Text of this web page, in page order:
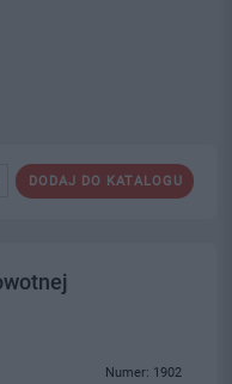
DODAJ DO KATALOGU
Numer: 1902